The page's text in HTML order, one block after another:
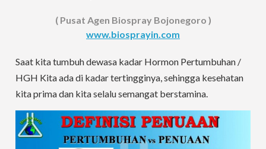
( Pusat Agen Biospray Bojonegoro )
www.biosprayin.com
Saat kita tumbuh dewasa kadar Hormon Pertumbuhan /
HGH Kita ada di kadar tertingginya, sehingga kesehatan
kita prima dan kita selalu semangat berstamina.